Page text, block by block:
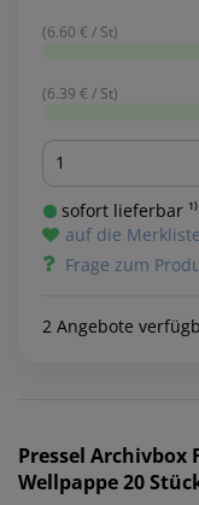
(6.60 € / St)
(6.39 € / St)
Menge
sofort lieferbar ¹⁾
auf die
Frage zum
2 Angebote
Pressel Archivbox
Wellpappe 20